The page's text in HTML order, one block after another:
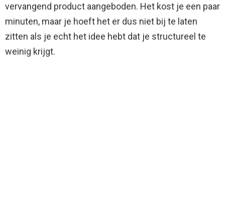
vervangend product aangeboden. Het kost je een paar
minuten, maar je hoeft het er dus niet bij te laten
zitten als je echt het idee hebt dat je structureel te
weinig krijgt.